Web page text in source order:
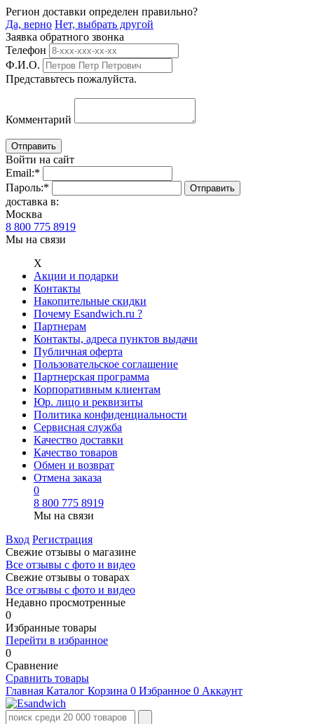
Регион доставки определен правильно?
Да, верно Нет, выбрать другой
Заявка обратного звонка
Телефон
Ф.И.О.
Представьтесь пожалуйста.
Комментарий
Войти на сайт
Email:*
Пароль:*
доставка в:
Москва
8 800 775 8919
Мы на связи
Х
Акции и подарки
Контакты
Накопительные скидки
Почему Esandwich.ru ?
Партнерам
Контакты, адреса пунктов выдачи
Публичная оферта
Пользовательское соглашение
Партнерская программа
Корпоративным клиентам
Юр. лицо и реквизиты
Политика конфиденциальности
Сервисная служба
Качество доставки
Качество товаров
Обмен и возврат
Отмена заказа
0
8 800 775 8919
Мы на связи
Вход Регистрация
Свежие отзывы о магазине
Все отзывы с фото и видео
Свежие отзывы о товарах
Все отзывы c фото и видео
Недавно просмотренные
0
Избранные товары
Перейти в избранное
0
Сравнение
Сравнить товары
Главная Каталог Корзина 0 Избранное 0 Аккаунт